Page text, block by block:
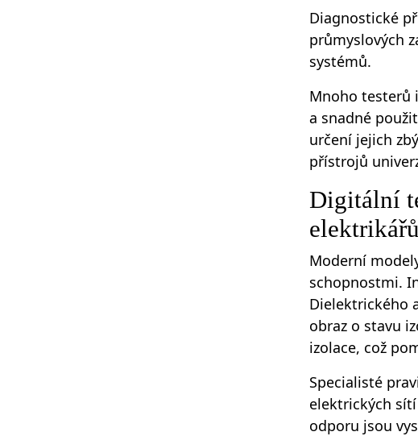
Diagnostické
průmyslových
systémů.
Mnoho testerů
a snadné
určení jejich
přístrojů
Digitální
Moderní
schopnostmi.
Dielektrického
obraz o stavu
izolace, což
Specialisté
elektrických
odporu jsou